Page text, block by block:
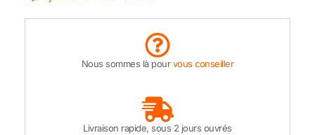
Nous sommes là pourvous conseiller
Livraison rapide, sous 2 jours ouvrés